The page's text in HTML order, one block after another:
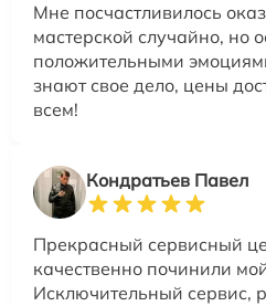
Мне посчастливилось
мастерской случайно, но
положительными
знают свое дело, цены
всем!
Кондратьев Павел
Прекрасный сервисный
качественно починили
Исключительный сервис,